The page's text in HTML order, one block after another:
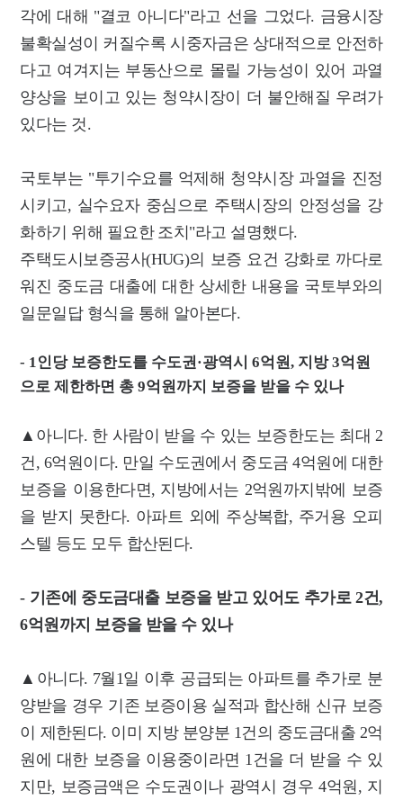
각에 대해 "결코 아니다"라고 선을 그었다. 금융시장
불확실성이 커질수록 시중자금은 상대적으로 안전하
다고 여겨지는 부동산으로 몰릴 가능성이 있어 과열
양상을 보이고 있는 청약시장이 더 불안해질 우려가
있다는 것.
국토부는 "투기수요를 억제해 청약시장 과열을 진정
시키고, 실수요자 중심으로 주택시장의 안정성을 강
화하기 위해 필요한 조치"라고 설명했다.
주택도시보증공사(HUG)의 보증 요건 강화로 까다로
워진 중도금 대출에 대한 상세한 내용을 국토부와의
일문일답 형식을 통해 알아본다.
- 1인당 보증한도를 수도권·광역시 6억원, 지방 3억원
으로 제한하면 총 9억원까지 보증을 받을 수 있나
▲아니다. 한 사람이 받을 수 있는 보증한도는 최대 2
건, 6억원이다. 만일 수도권에서 중도금 4억원에 대한
보증을 이용한다면, 지방에서는 2억원까지밖에 보증
을 받지 못한다. 아파트 외에 주상복합, 주거용 오피
스텔 등도 모두 합산된다.
- 기존에 중도금대출 보증을 받고 있어도 추가로 2건,
6억원까지 보증을 받을 수 있나
▲아니다. 7월1일 이후 공급되는 아파트를 추가로 분
양받을 경우 기존 보증이용 실적과 합산해 신규 보증
이 제한된다. 이미 지방 분양분 1건의 중도금대출 2억
원에 대한 보증을 이용중이라면 1건을 더 받을 수 있
지만, 보증금액은 수도권이나 광역시 경우 4억원, 지